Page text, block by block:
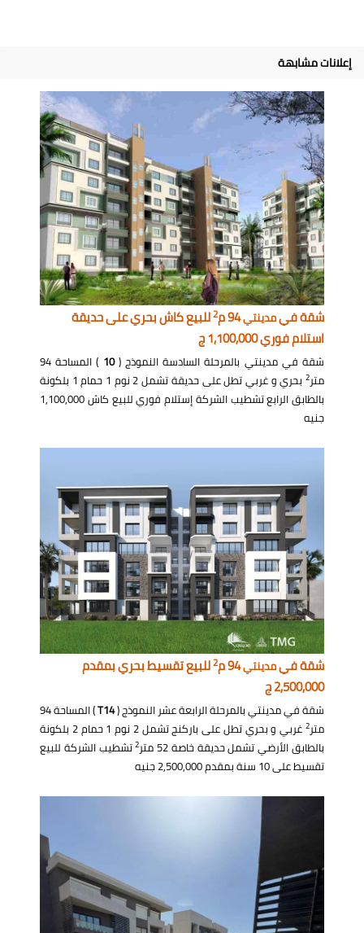
إعلانات مشابهة
شقة فيمدينتي94 م 2للبيع كاش بحري على حديقة
استلام فوري 1,100,000 ج
شقة في مدينتي بالمرحلة السادسة النموذج (10
) المساحة 94
متر2
بحري و غربي تطل على حديقة تشمل 2 نوم 1 حمام 1 بلكونة
بالطابق الرابع تشطيب الشركة إستلام فوري للبيع كاش 1,100,000
جنيه
شقة فيمدينتي94 م 2للبيع تقسيط بحري بمقدم
2,500,000 ج
شقة في مدينتي بالمرحلة الرابعة عشر النموذج (T14
) المساحة 94
متر2
غربي و بحري تطل على باركنج تشمل 2 نوم 1 حمام 2 بلكونة
بالطابق الأرضي تشمل حديقة خاصة 52 متر
2تشطيب الشركة للبيع
تقسيط على 10 سنة بمقدم 2,500,000 جنيه